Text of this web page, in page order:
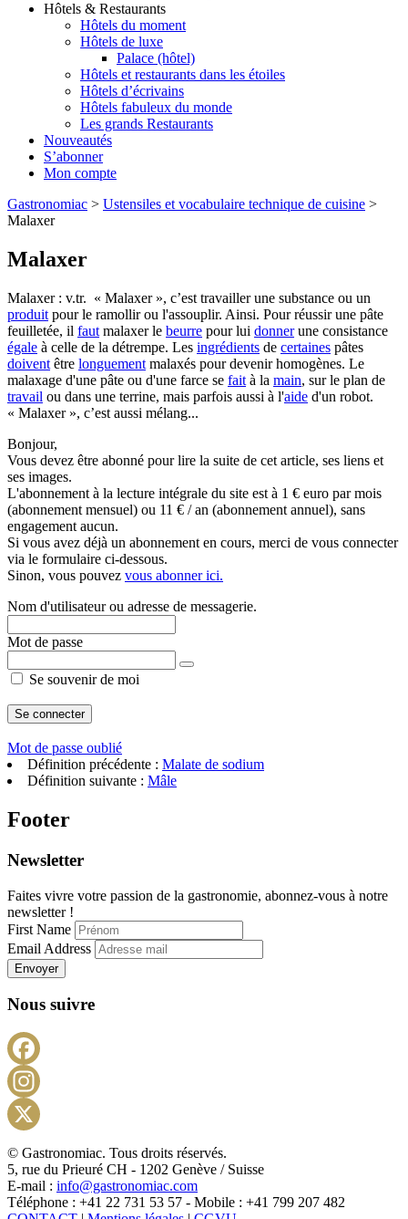
Hôtels & Restaurants
Hôtels du moment
Hôtels de luxe
Palace (hôtel)
Hôtels et restaurants dans les étoiles
Hôtels d’écrivains
Hôtels fabuleux du monde
Les grands Restaurants
Nouveautés
S’abonner
Mon compte
Gastronomiac > Ustensiles et vocabulaire technique de cuisine >
Malaxer
Malaxer
Malaxer : v.tr. « Malaxer », c’est travailler une substance ou un
produit pour le ramollir ou l'assouplir. Ainsi. Pour réussir une pâte
feuilletée, il faut malaxer le beurre pour lui donnerune consistance
égale à celle de la détrempe. Les ingrédients de certaines pâtes
doivent être longuement malaxés pour devenir homogènes. Le
malaxage d'une pâte ou d'une farce se fait à la main, sur le plan de
travail ou dans une terrine, mais parfois aussi à l'aide d'un robot.
« Malaxer », c’est aussi mélang...
Bonjour,
Vous devez être abonné pour lire la suite de cet article, ses liens et
ses images.
L'abonnement à la lecture intégrale du site est à 1 € euro par mois
(abonnement mensuel) ou 11 € / an (abonnement annuel), sans
engagement aucun.
Si vous avez déjà un abonnement en cours, merci de vous connecter
via le formulaire ci-dessous.
Sinon, vous pouvez vous abonner ici.
Nom d'utilisateur ou adresse de messagerie.
Mot de passe
Se souvenir de moi
Mot de passe oublié
Définition précédente : Malate de sodium
Définition suivante : Mâle
Footer
Newsletter
Faites vivre votre passion de la gastronomie, abonnez-vous à notre
newsletter !
First Name
Email Address
Envoyer
Nous suivre
X
© Gastronomiac. Tous droits réservés.
5, rue du Prieuré CH - 1202 Genève / Suisse
E-mail : info@gastronomiac.com
Téléphone : +41 22 731 53 57 - Mobile : +41 799 207 482